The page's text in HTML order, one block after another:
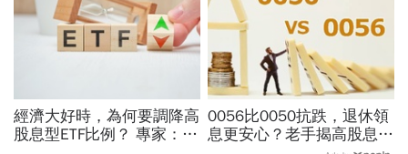
經濟大好時，為何要調降高
股息型ETF比例？ 專家：用
0056比0050抗跌，退休領
息更安心？老手揭高股息